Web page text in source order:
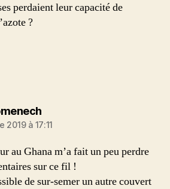
perdaient leur capacité de
?
dit :
2019 à 17:11
au Ghana m’a fait un peu perdre
sur ce fil !
de sur-semer un autre couvert